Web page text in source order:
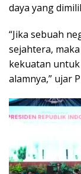
daya yang
“Jika sebuah
sejahtera,
kekuatan
alamnya,” ujar